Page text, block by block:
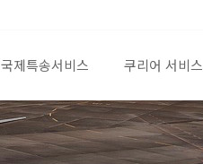
국제특송서비스 쿠리어 서비스